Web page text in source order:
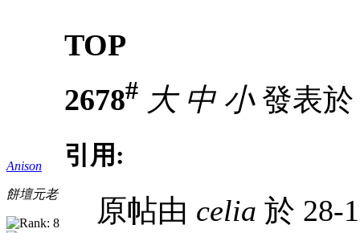
TOP
Anison
餅壇元老
2678# 大 中 小發表於
引用:
原帖由 celia 於 28-